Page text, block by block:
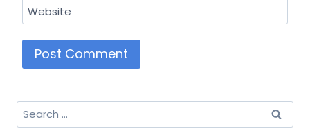
Website
Search
for: